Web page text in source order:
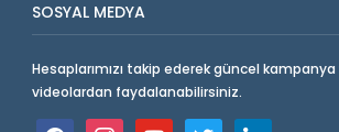
SOSYAL MEDYA
Hesaplarımızı takip ederek güncel kampanya
videolardan faydalanabilirsiniz.